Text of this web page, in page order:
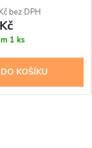
bez DPH
1 ks
DO KOŠÍKU